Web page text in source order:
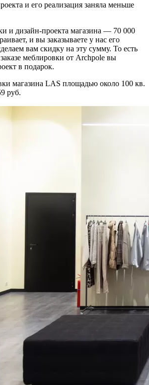
и его реализация заняла меньше
и дизайн-проекта магазина — 70 000
и вы заказываете у нас его
вам скидку на эту сумму. То есть
меблировки от Archpole вы
в подарок.
магазина LAS площадью около 100 кв.
руб.